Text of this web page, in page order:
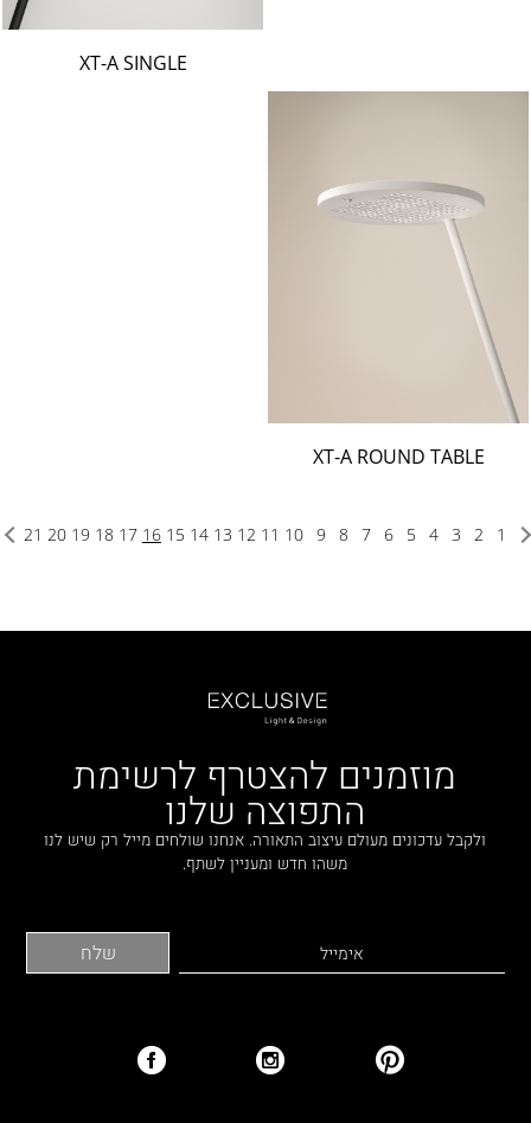
XT-A SINGLE
XT-A ROUND TABLE
1
2
3
4
5
6
7
8
9
10
11
12
13
14
15
16
17
18
19
20
21
מוזמנים להצטרף לרשימת
התפוצה שלנו
ולקבל עדכונים מעולם עיצוב התאורה. אנחנו שולחים מייל רק שיש לנו
משהו חדש ומעניין לשתף.